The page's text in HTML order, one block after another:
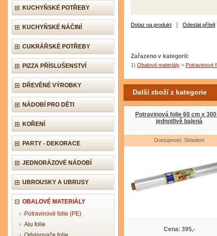
KUCHYŇSKÉ POTŘEBY
KUCHYŇSKÉ NÁČINÍ
CUKRÁŘSKÉ POTŘEBY
PIZZA PŘÍSLUŠENSTVÍ
DŘEVĚNÉ VÝROBKY
NÁDOBÍ PRO DĚTI
KOŘENÍ
PARTY - DEKORACE
JEDNORÁZOVÉ NÁDOBÍ
UBROUSKY A UBRUSY
OBALOVÉ MATERIÁLY
Potravinové folie (PE)
Alu folie
Dotaz na produkt Odeslat příteli
Zařazeno v kategorii:
1) Obalové materiály > Potravinové
Další zboží z kategorie
Potravinová folie 60 cm x
jednotlivě balená
Dostupnost: Skladem
Cena: 395,-